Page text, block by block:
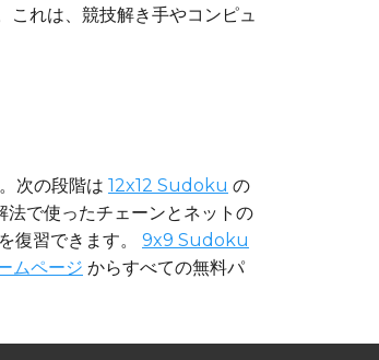
これは、競技解き手やコンピュ
次の段階は 12x12 Sudoku の
で使ったチェーンとネットの
復習できます。 9x9 Sudoku
ムページ からすべての無料パ